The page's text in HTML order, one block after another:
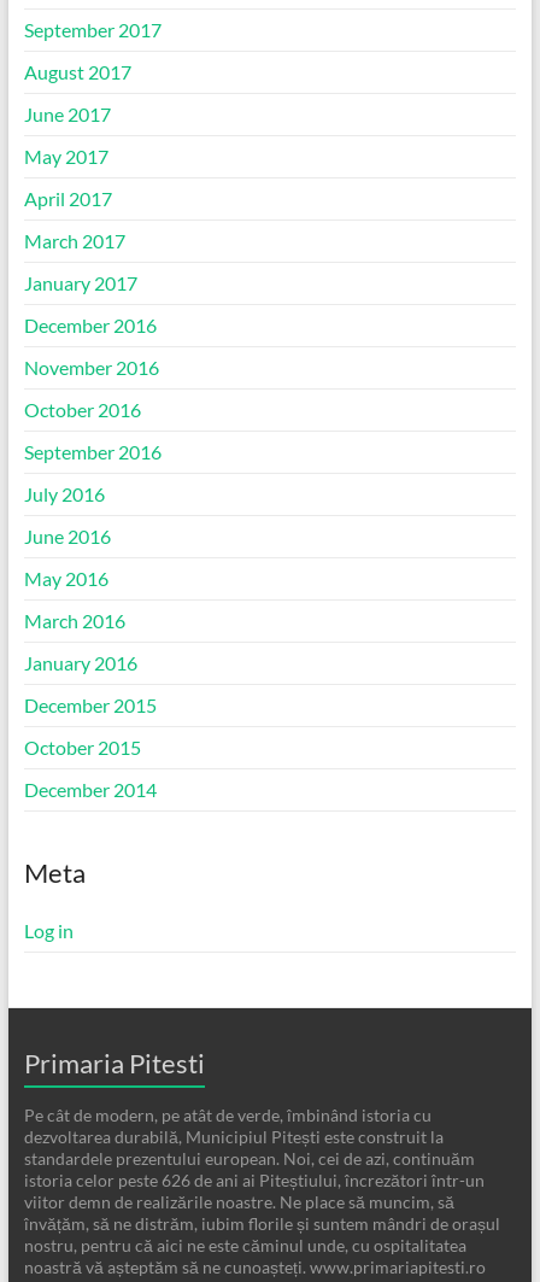
September 2017
August 2017
June 2017
May 2017
April 2017
March 2017
January 2017
December 2016
November 2016
October 2016
September 2016
July 2016
June 2016
May 2016
March 2016
January 2016
December 2015
October 2015
December 2014
Meta
Log in
Primaria Pitesti
Pe cât de modern, pe atât de verde, îmbinând istoria cu
dezvoltarea durabilă, Municipiul Pitești este construit la
standardele prezentului european. Noi, cei de azi, continuăm
istoria celor peste 626 de ani ai Piteștiului, încrezători într-un
viitor demn de realizările noastre. Ne place să muncim, să
învățăm, să ne distrăm, iubim florile și suntem mândri de orașul
nostru, pentru că aici ne este căminul unde, cu ospitalitatea
noastră vă așteptăm să ne cunoașteți. www.primariapitesti.ro